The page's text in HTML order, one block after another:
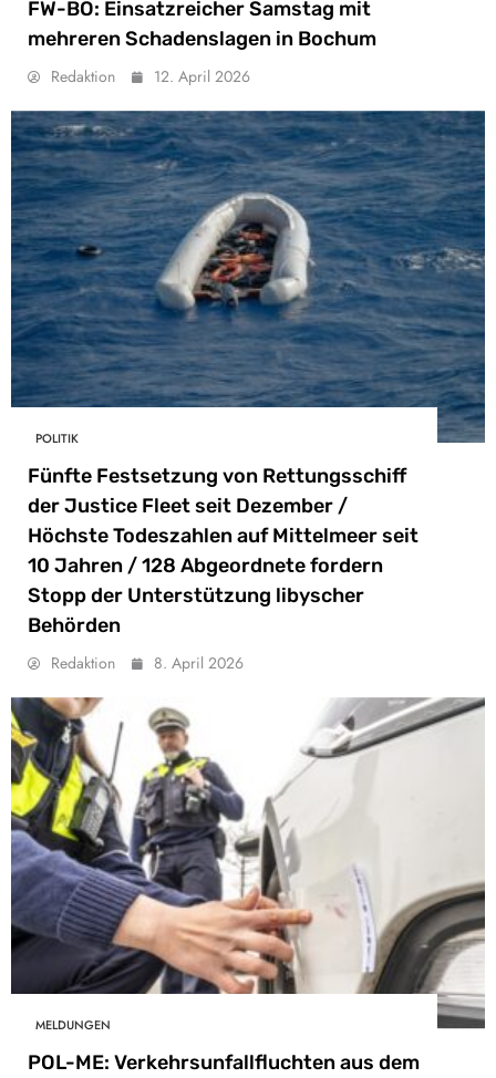
FW-BO: Einsatzreicher Samstag mit
mehreren Schadenslagen in Bochum
Redaktion 12. April 2026
POLITIK
Fünfte Festsetzung von Rettungsschiff
der Justice Fleet seit Dezember /
Höchste Todeszahlen auf Mittelmeer seit
10 Jahren / 128 Abgeordnete fordern
Stopp der Unterstützung libyscher
Behörden
Redaktion 8. April 2026
MELDUNGEN
POL-ME: Verkehrsunfallfluchten aus dem